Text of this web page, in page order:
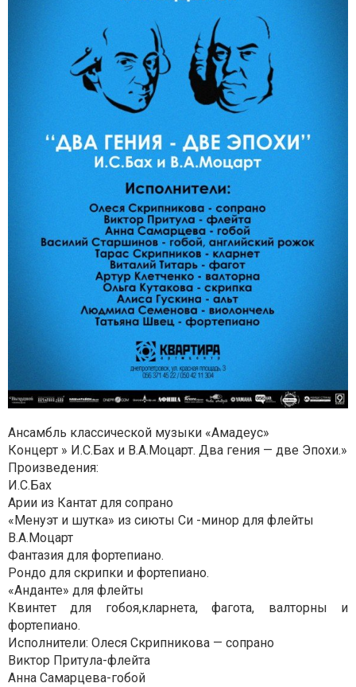
Ансамбль классической музыки «Амадеус»
Концерт » И.С.Бах и В.А.Моцарт. Два гения — две Эпохи.»
Произведения:
И.С.Бах
Арии из Кантат для сопрано
«Менуэт и шутка» из сиюты Си -минор для флейты
В.А.Моцарт
Фантазия для фортепиано.
Рондо для скрипки и фортепиано.
«Анданте» для флейты
Квинтет для гобоя,кларнета, фагота, валторны и
фортепиано.
Исполнители: Олеся Скрипникова — сопрано
Виктор Притула-флейта
Анна Самарцева-гобой